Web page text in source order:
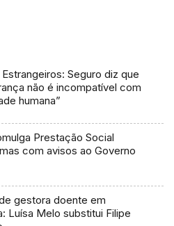
Seguro diz que
não é incompatível com
humana”
Prestação Social
com avisos ao Governo
gestora doente em
Luísa Melo substitui Filipe